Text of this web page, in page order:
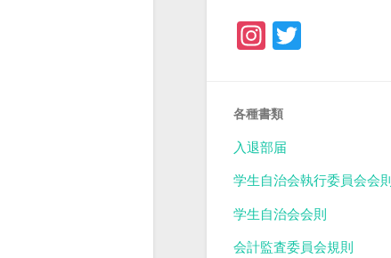
Instagram
各種書類
入退部届
学生自治会執行委員会会則
学生自治会会則
会計監査委員会規則